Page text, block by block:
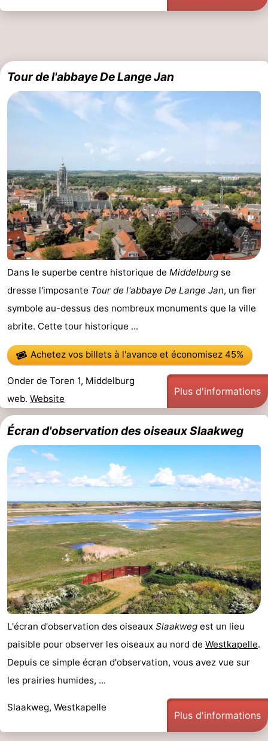
Églises
-
Points
vue
Attractions
Terrains
de
jeux
-
Aires
de
jeux
intérieures
-
Bowling
Centres
de
bien-
être
Villages
&
villes
Nature
Visites
guidées
Sports
-
Piscines
-
Faire
du
vélo
-
Randonnée
-
Équitation
de
golf
Peche
Sportive
-
Equitation
Boire
et
manger
Événements
Conduite
de
Pratiques
Route
-
Stationnement
Adresses
Tour de l'abbaye De Lange Jan
Dans le superbe centre historique de Middelburg se
dresse l'imposante Tour de l'abbaye De Lange Jan, un fier
symbole au-dessus des nombreux monuments que la ville
abrite. Cette tour historique ...
Achetez vos billets à l'avanceet économisez 45%
Onder de Toren 1, Middelburg
web. Website
Plus d'informations
Écran d'observation des oiseaux Slaakweg
L'écran d'observation des oiseaux Slaakweg est un lieu
paisible pour observer les oiseaux au nord de Westkapelle.
Depuis ce simple écran d'observation, vous avez vue sur
les prairies humides, ...
Slaakweg, Westkapelle
Plus d'informations